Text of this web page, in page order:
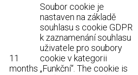
11
months
Soubor cookie je
nastaven na základě
souhlasu s cookie GDPR
k zaznamenání souhlasu
uživatele pro soubory
cookie v kategorii
„Funkční“. The cookie is